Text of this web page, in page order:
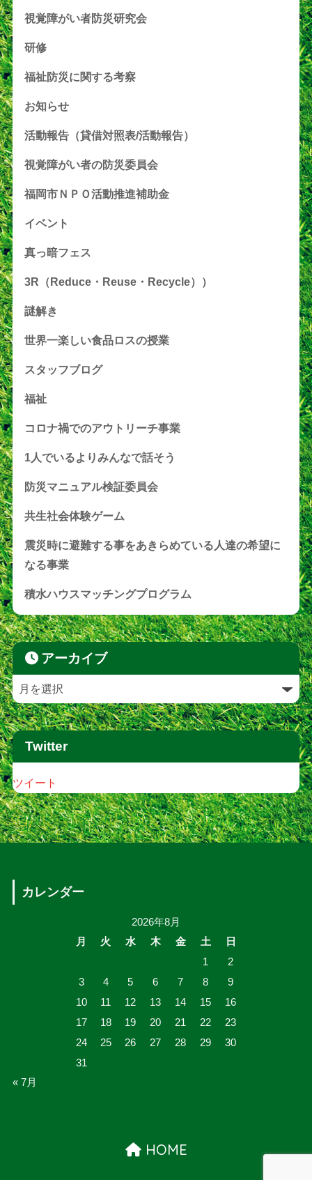
視覚障がい者防災研究会
研修
福祉防災に関する考察
お知らせ
活動報告（貸借対照表/活動報告）
視覚障がい者の防災委員会
福岡市ＮＰＯ活動推進補助金
イベント
真っ暗フェス
3R（Reduce・Reuse・Recycle））
謎解き
世界一楽しい食品ロスの授業
スタッフブログ
福祉
コロナ禍でのアウトリーチ事業
1人でいるよりみんなで話そう
防災マニュアル検証委員会
共生社会体験ゲーム
震災時に避難する事をあきらめている人達の希望に
なる事業
積水ハウスマッチングプログラム
アーカイブ
Twitter
ツイート
カレンダー
2026年8月
月
火 水 木 金 土
日
1
2
3
4 5 6 7 8
9
10
11 12 13 14 15
16
17
18 19 20 21 22
23
24
25 26 27 28 29
30
31
« 7月
HOME